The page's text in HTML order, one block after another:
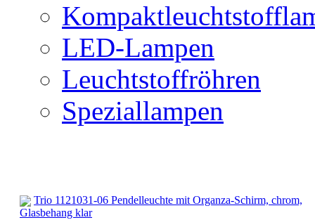
LED-Lampen
Leuchtstoffröhren
Speziallampen
Trio 1121031-06 Pendelleuchte mit Organza-Schirm, chrom,
Glasbehang klar